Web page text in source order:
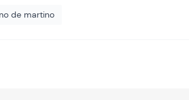
de martino